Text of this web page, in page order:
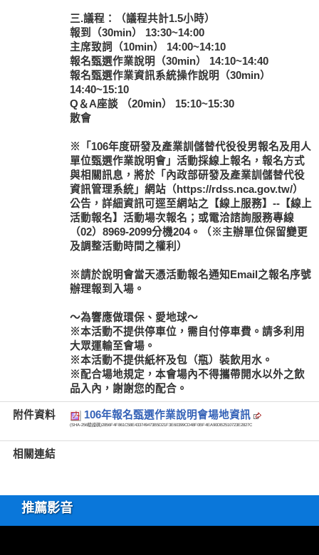
三.議程：（議程共計1.5小時）
報到（30min） 13:30~14:00
主席致詞（10min） 14:00~14:10
報名甄選作業說明（30min） 14:10~14:40
報名甄選作業資訊系統操作說明（30min）
14:40~15:10
Q＆A座談 （20min） 15:10~15:30
散會
※「106年度研發及產業訓儲替代役役男報名及用人
單位甄選作業說明會」活動採線上報名，報名方式
與相關訊息，將於「內政部研發及產業訓儲替代役
資訊管理系統」網站（https://rdss.nca.gov.tw/）
公告，詳細資訊可逕至網站之【線上服務】--【線上
活動報名】活動場次報名；或電洽諮詢服務專線
（02）8969-2099分機204。（※主辦單位保留變更
及調整活動時間之權利）
※請於說明會當天憑活動報名通知Email之報名序號
辦理報到入場。
～為響應做環保、愛地球～
※本活動不提供停車位，需自付停車費。請多利用
大眾運輸至會場。
※本活動不提供紙杯及包（瓶）裝飲用水。
※配合場地規定，本會場內不得攜帶開水以外之飲
品入內，謝謝您的配合。
附件資料 106年報名甄選作業說明會場地資訊
(SHA-256驗證碼)2856F4F861C58E433749473B5D21F3E60399CD48F0BF4EA90DB2510723E2827C
相關連結
推薦影音